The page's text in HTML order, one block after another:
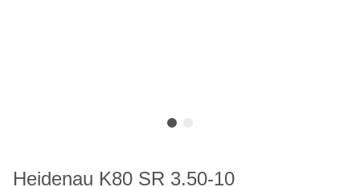
Heidenau K80 SR 3.50-10